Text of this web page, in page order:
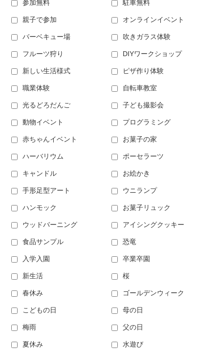
参加無料 駐車無料
親子で参加 オンラインイベント
バーベキュー場 吹きガラス体験
フルーツ狩り DIYワークショップ
新しい生活様式 ピザ作り体験
職業体験 自転車教室
光るどろだんご 子ども撮影会
動物イベント プログラミング
赤ちゃんイベント お菓子の家
ハーバリウム ポーセラーツ
キャンドル お絵かき
手形足型アート ウニランプ
ハンモック お菓子リュック
ウッドバーニング アイシングクッキー
食品サンプル 恐竜
入学入園 卒業卒園
新生活 桜
春休み ゴールデンウィーク
こどもの日 母の日
梅雨 父の日
夏休み 水遊び